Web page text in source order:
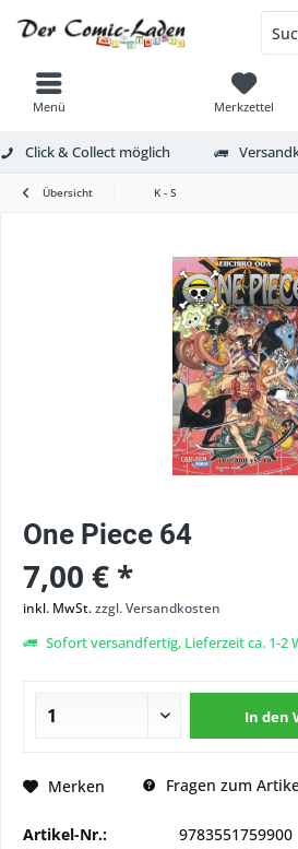
Menü Merkzettel
Click & Collect möglich
Übersicht K - S
One Piece 64
7,00 € *
inkl. MwSt.zzgl. Versandkosten
Sofort versandfertig, Lieferzeit ca. 1-2
In den
Merken Fragen zum
Artikel-Nr.:
9783551759900